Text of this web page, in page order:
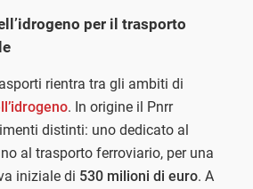
per il trasporto
rientra tra gli ambiti di
. In origine il Pnrr
distinti: uno dedicato al
al trasporto ferroviario, per una
iniziale di 530 milioni di euro. A